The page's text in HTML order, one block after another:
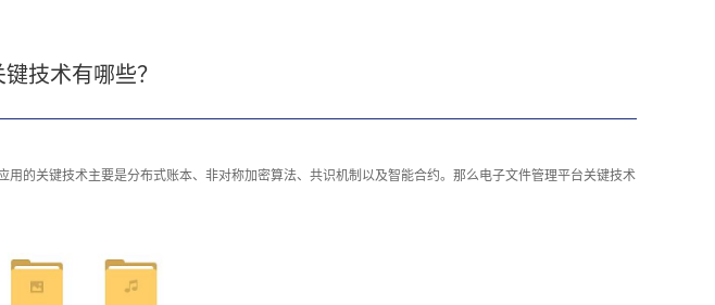
技术有哪些？
的关键技术主要是分布式账本、非对称加密算法、共识机制以及智能合约。那么电子文件管理平台关键技术